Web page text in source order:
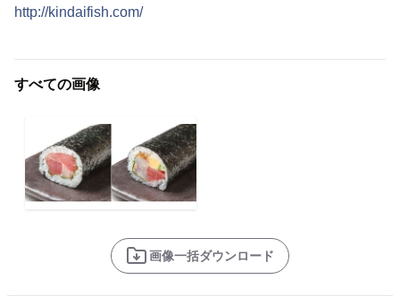
http://kindaifish.com/
すべての画像
画像一括ダウンロード